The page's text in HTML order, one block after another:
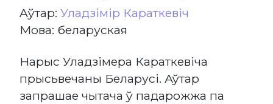
Aўтар: Уладзімір Караткевіч
Мова: беларуская
Нарыс Уладзімера Караткевіча
прысьвечаны Беларусі. Аўтар
запрашае чытача ў падарожжа па